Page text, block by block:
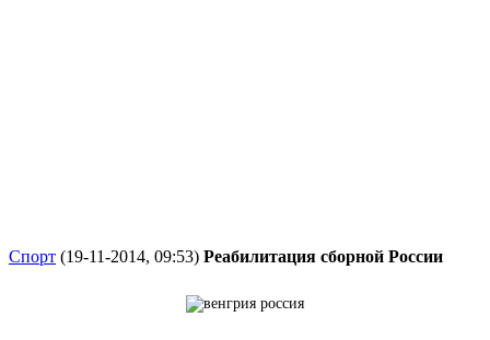
Спорт (19-11-2014, 09:53) Реабилитация сборной России